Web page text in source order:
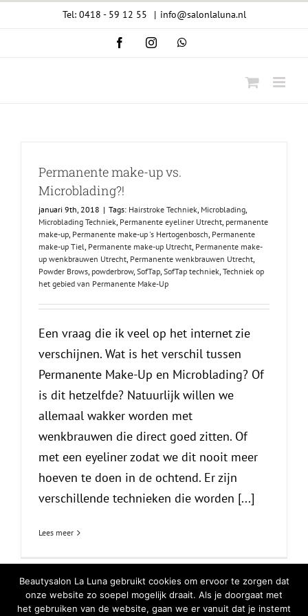
Tel: 0418 - 59 12 55 | info@salonlaluna.nl
FacebookInstagramWhatsApp
Permanente make-up vs.
Microblading?!
januari 9th, 2018 | Tags: Hairstroke Techniek Microblading
Microblading Techniek Permanente eyeliner Utrecht permanente
make-up Permanente make-up 's Hertogenbosch Permanente
make-up Tiel Permanente make-up Utrecht Permanente make-
up wenkbrauwen Utrecht Permanente wenkbrauwen Utrecht
Powder Brows powderbrow, SofTap SofTap techniek Techniek op
het gebied van Permanente Make-Up
Een vraag die ik veel op het internet zie
verschijnen. Wat is het verschil tussen
Permanente Make-Up en Microblading? Of
is dit hetzelfde? Natuurlijk willen we
allemaal wakker worden met
wenkbrauwen die direct goed zitten. Of
met een eyeliner zodat we dit nooit meer
hoeven te doen in de ochtend. Er zijn
verschillende technieken die worden [...]
Lees meer
Beautysalon La Luna gebruikt cookies om ervoor te zorgen dat
onze website zo soepel mogelijk draait. Als je doorgaat met
het gebruiken van de website, gaan we er vanuit dat je instemt